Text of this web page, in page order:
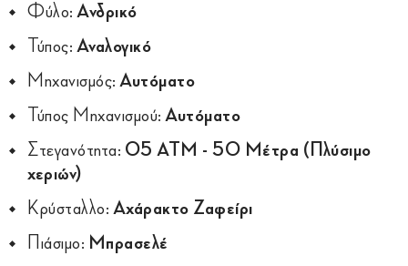
Φύλο: Ανδρικό
Τύπος: Αναλογικό
Μηχανισμός: Αυτόματο
Τύπος Μηχανισμού: Αυτόματο
Στεγανότητα: 05 ATM - 50 Μέτρα (Πλύσιμο
χεριών)
Κρύσταλλο: Αχάρακτο Ζαφείρι
Πιάσιμο: Μπρασελέ